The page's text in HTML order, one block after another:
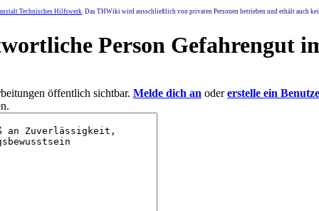
Technisches Hilfswerk. Das THWiki wird ausschließlich von privaten Personen betrieben und erhält auch
Person Gefahrengut
öffentlich sichtbar. Melde dich an odererstelle ein